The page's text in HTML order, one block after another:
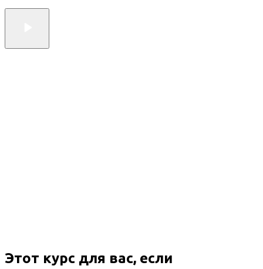
Этот курс для вас, если